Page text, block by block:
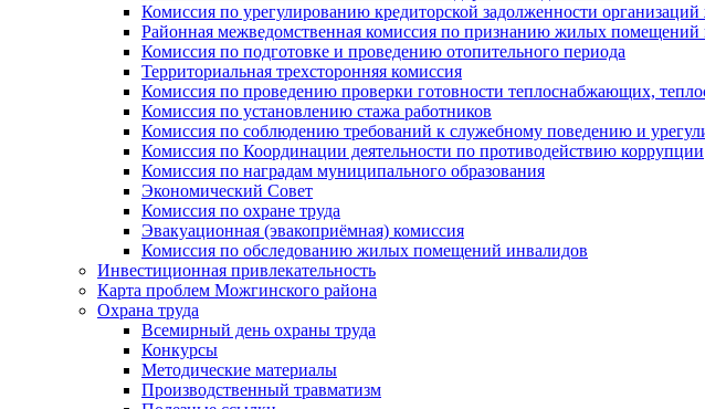
Комиссия по урегулированию кредиторской задолженности
Районная межведомственная комиссия по признанию жилых
Комиссия по подготовке и проведению отопительного периода
Территориальная трехсторонняя комиссия
Комиссия по проведению проверки готовности теплоснабжающих,
Комиссия по установлению стажа работников
Комиссия по соблюдению требований к служебному поведению и
Комиссия по Координации деятельности по противодействию коррупции
Комиссия по наградам муниципального образования
Экономический Совет
Комиссия по охране труда
Эвакуационная (эвакоприёмная) комиссия
Комиссия по обследованию жилых помещений инвалидов
Инвестиционная привлекательность
Карта проблем Можгинского района
Охрана труда
Всемирный день охраны труда
Конкурсы
Методические материалы
Производственный травматизм